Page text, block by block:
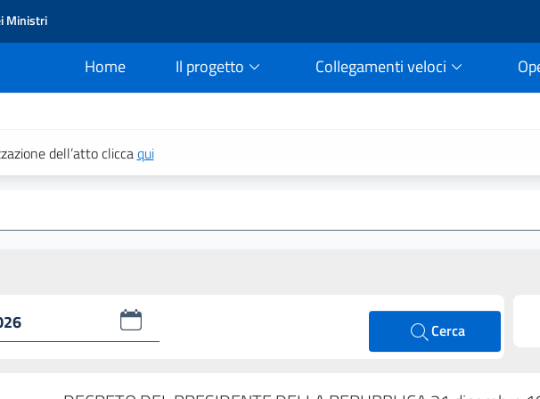
Ministri
Home
current Il progetto Collegamenti veloci
dell’atto cliccaqui
Cerca